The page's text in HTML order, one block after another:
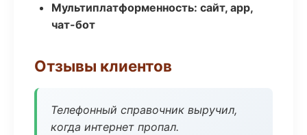
Мультиплатформенность: сайт, app,
чат-бот
Отзывы клиентов
Телефонный справочник выручил,
когда интернет пропал.